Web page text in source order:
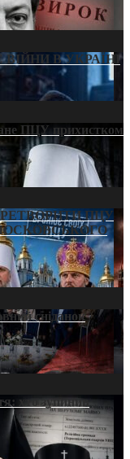
В УКРАЇНІ
ПЦУ прихистком
ПЦУ
сніданок
хто зупинив